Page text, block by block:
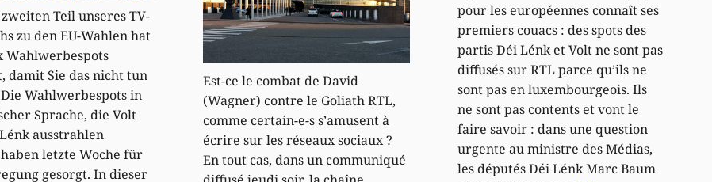
Teil unseres TV-
zu den EU-Wahlen hat
Wahlwerbespots
damit Sie das nicht tun
Wahlwerbespots in
Sprache, die Volt
ausstrahlen
letzte Woche für
gesorgt. In dieser
Est-ce le combat de David
(Wagner) contre le Goliath RTL,
comme certain-e-s s’amusent à
écrire sur les réseaux sociaux ?
En tout cas, dans un communiqué
pour les européennes connaît ses
premiers couacs : des spots des
partis Déi Lénk et Volt ne sont pas
diffusés sur RTL parce qu’ils ne
sont pas en luxembourgeois. Ils
ne sont pas contents et vont le
faire savoir : dans une question
urgente au ministre des Médias,
les députés Déi Lénk Marc Baum